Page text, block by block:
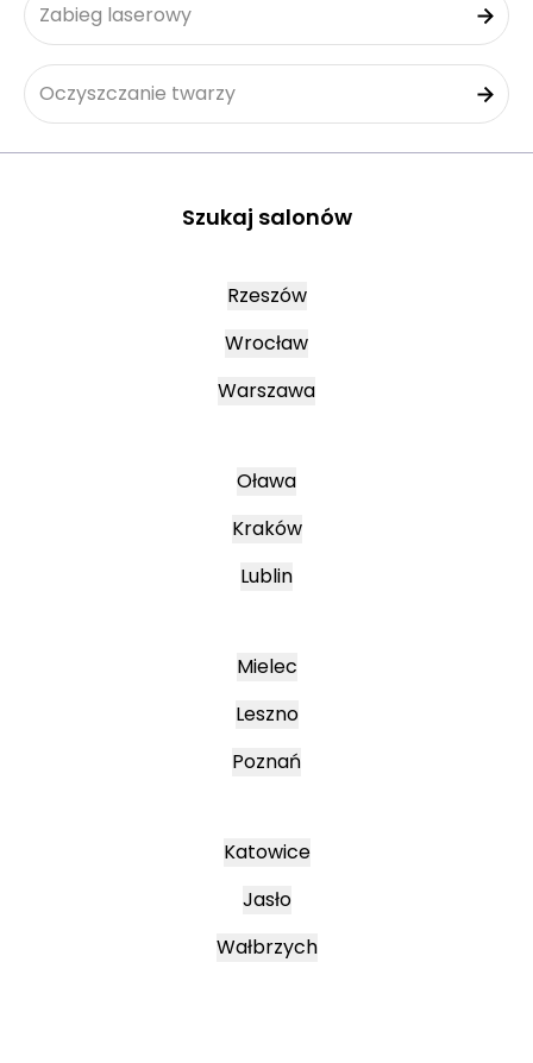
Zabieg laserowy
Oczyszczanie twarzy
Szukaj salonów
Rzeszów
Wrocław
Warszawa
Oława
Kraków
Lublin
Mielec
Leszno
Poznań
Katowice
Jasło
Wałbrzych